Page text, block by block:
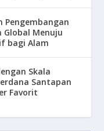
Global Menuju
bagi Alam
Skala
Santapan
Favorit